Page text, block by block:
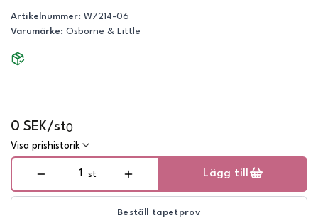
Artikelnummer: W7214-06
Varumärke: Osborne & Little
0 SEK/st0
Visa prishistorik
st Lägg till
Beställ tapetprov